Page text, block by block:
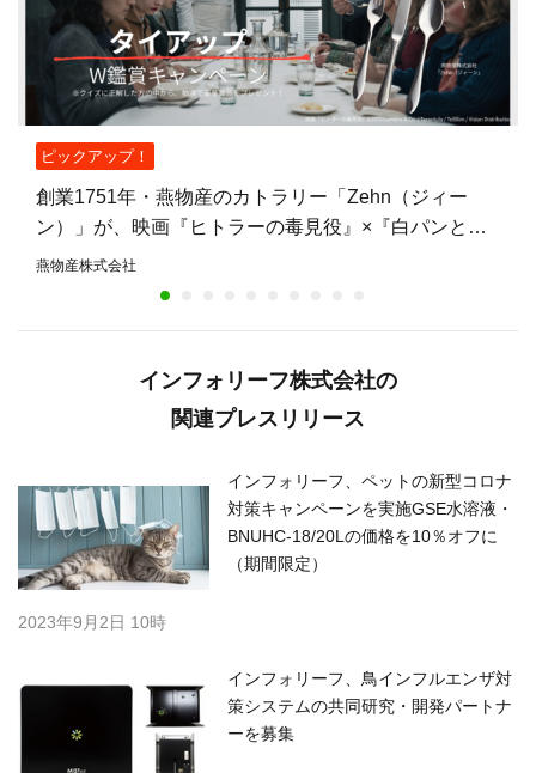
ピックアップ！
創業1751年・燕物産のカトラリー「Zehn（ジィー
ン）」が、映画『ヒトラーの毒見役』×『白パンと独
裁者』W鑑賞キャンペーンの賞品に——燕物産初の映
燕物産株式会社
インフォリーフ株式会社の
関連プレスリリース
インフォリーフ、ペットの新型コロナ
対策キャンペーンを実施GSE水溶液・
BNUHC-18/20Lの価格を10％オフに
（期間限定）
2023年9月2日 10時
インフォリーフ、鳥インフルエンザ対
策システムの共同研究・開発パートナ
ーを募集